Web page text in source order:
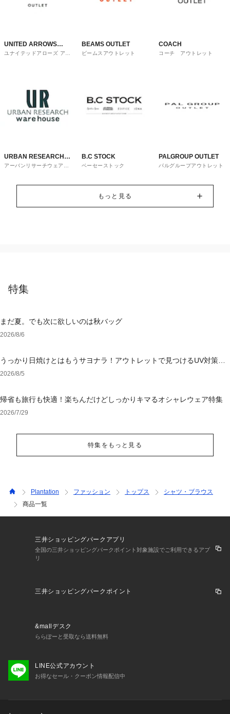
UNITED ARROWS
OUTLET
ユナイテッドアローズ アウ
BEAMS OUTLET
ビームスアウトレット
COACH
コーチ アウトレット
URBAN RESEARCH
ware house
アーバンリサーチウェアハ
B.C STOCK
ベーセーストック
PALGROUP OUTLET
パルグループアウトレット
もっと見る
特集
まだ夏。でも次に欲しいのは秋バッグ
2026/8/6
うっかり日焼けとはもうサヨナラ！アウトレットで見つけるUV対策ウ
ェア
2026/8/5
帰省も旅行も快適！楽ちんだけどしっかりキマるオシャレウェア特集
2026/7/29
特集をもっと見る
Plantation ファッション トップス
シャツ・ブラウス
商品一覧
三井ショッピングパークアプリ
全国の三井ショッピングパークポイント対象施設でご利用できるアプ
リ
三井ショッピングパークポイント
&mallデスク
ららぽーと受取なら送料無料
LINE公式アカウント
お得なセール・クーポン情報配信中